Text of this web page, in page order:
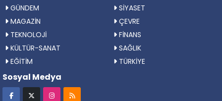
GÜNDEM
SİYASET
MAGAZİN
ÇEVRE
TEKNOLOJİ
FİNANS
KÜLTÜR-SANAT
SAĞLIK
EĞİTİM
TÜRKİYE
Sosyal Medya